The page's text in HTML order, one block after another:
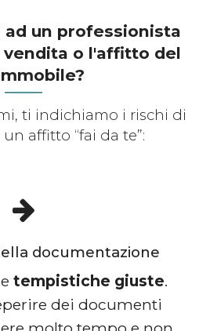
un professionista
vendita o l'affitto del
ti indichiamo i rischi di
affitto “fai da te”:
documentazione
tempistiche giuste.
dei documenti